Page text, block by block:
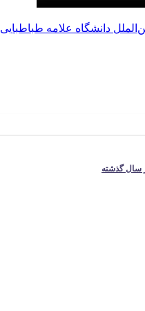
دانشگاه علامه طباطبایی